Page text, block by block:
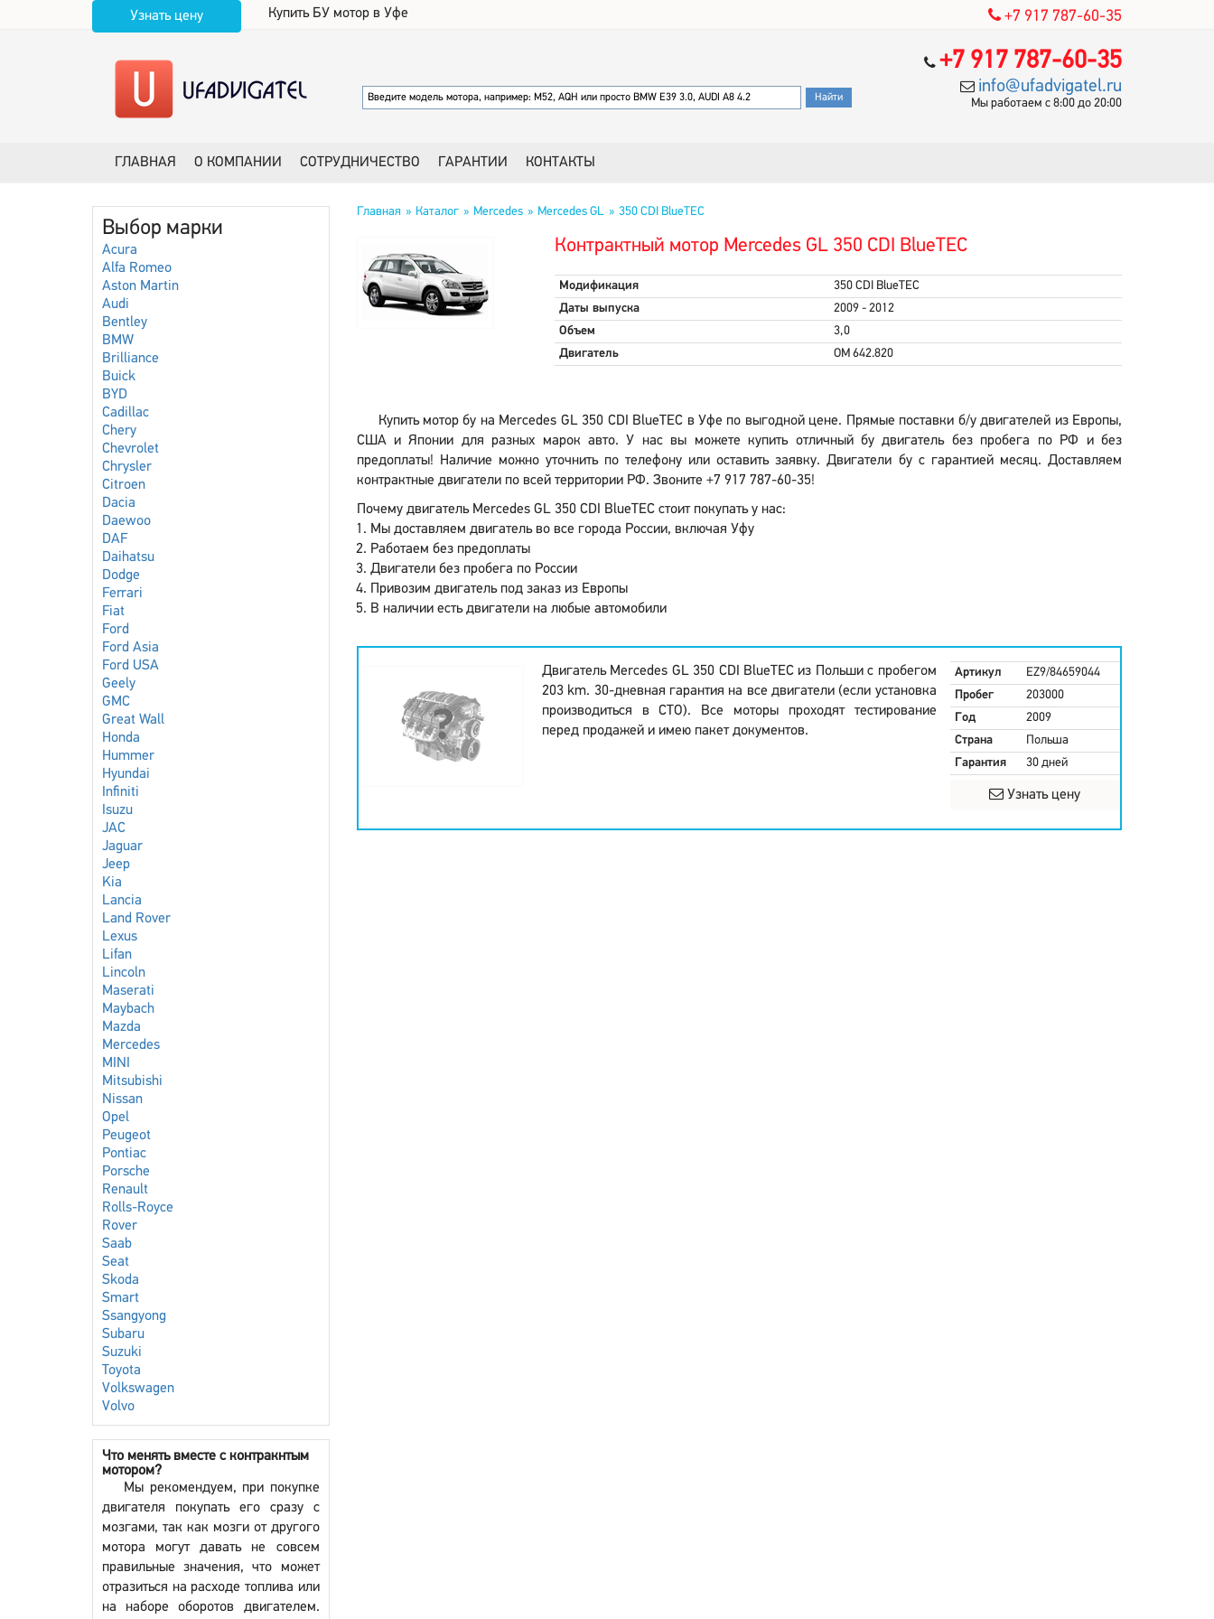
Узнать цену Купить БУ мотор в Уфе +7 917 787-60-35
+7 917 787-60-35
info@ufadvigatel.ru
Мы работаем с 8:00 до 20:00
ГЛАВНАЯ О КОМПАНИИ СОТРУДНИЧЕСТВО ГАРАНТИИ КОНТАКТЫ
Выбор марки
Acura
Alfa Romeo
Aston Martin
Audi
Bentley
BMW
Brilliance
Buick
BYD
Cadillac
Chery
Chevrolet
Chrysler
Citroen
Dacia
Daewoo
DAF
Daihatsu
Dodge
Ferrari
Fiat
Ford
Ford Asia
Ford USA
Geely
GMC
Great Wall
Honda
Hummer
Hyundai
Infiniti
Isuzu
JAC
Jaguar
Jeep
Kia
Lancia
Land Rover
Lexus
Lifan
Lincoln
Maserati
Maybach
Mazda
Mercedes
MINI
Mitsubishi
Nissan
Opel
Peugeot
Pontiac
Porsche
Renault
Rolls-Royce
Rover
Saab
Seat
Skoda
Smart
Ssangyong
Subaru
Suzuki
Toyota
Volkswagen
Volvo
Что менять вместе с контракнтым
мотором?
Мы рекомендуем, при покупке
двигателя покупать его сразу с
мозгами, так как мозги от другого
мотора могут давать не совсем
правильные значения, что может
отразиться на расходе топлива или
на наборе оборотов двигателем.
Главная Каталог Mercedes Mercedes GL 350 CDI BlueTEC
Контрактный мотор Mercedes GL 350 CDI BlueTEC
Модификация
350 CDI BlueTEC
Даты выпуска
2009 - 2012
Объем
3,0
Двигатель
OM 642.820
Купить мотор бу на Mercedes GL 350 CDI BlueTEC в Уфе по выгодной цене. Прямые поставки б/у двигателей из Европы,
США и Японии для разных марок авто. У нас вы можете купить отличный бу двигатель без пробега по РФ и без
предоплаты! Наличие можно уточнить по телефону или оставить заявку. Двигатели бу с гарантией месяц. Доставляем
контрактные двигатели по всей территории РФ. Звоните +7 917 787-60-35!
Почему двигатель Mercedes GL 350 CDI BlueTEC стоит покупать у нас:
Мы доставляем двигатель во все города России, включая Уфу
Работаем без предоплаты
Двигатели без пробега по России
Привозим двигатель под заказ из Европы
В наличии есть двигатели на любые автомобили
Двигатель Mercedes GL 350 CDI BlueTEC из Польши с пробегом
203 km. 30-дневная гарантия на все двигатели (если установка
производиться в СТО). Все моторы проходят тестирование
перед продажей и имею пакет документов.
Артикул
EZ9/84659044
Пробег
203000
Год
2009
Страна
Польша
Гарантия
30 дней
Узнать цену